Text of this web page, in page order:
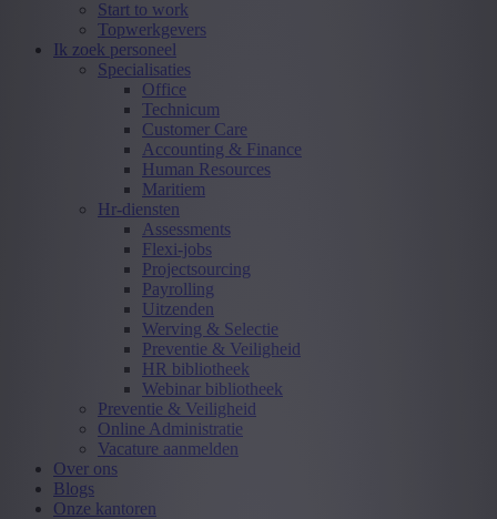
Start to work
Topwerkgevers
Ik zoek personeel
Specialisaties
Office
Technicum
Customer Care
Accounting & Finance
Human Resources
Maritiem
Hr-diensten
Assessments
Flexi-jobs
Projectsourcing
Payrolling
Uitzenden
Werving & Selectie
Preventie & Veiligheid
HR bibliotheek
Webinar bibliotheek
Preventie & Veiligheid
Online Administratie
Vacature aanmelden
Over ons
Blogs
Onze kantoren